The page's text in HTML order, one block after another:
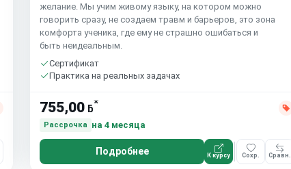
желание. Мы учим живому языку, на котором можно
говорить сразу, не создаем травм и барьеров, это зона
комфорта ученика, где ему не страшно ошибаться и
быть неидеальным.
Сертификат
Практика на реальных задачах
755,00 ƃ*
Рассрочка на 4 месяца
Подробнее К курсу Сохр. Сравн.